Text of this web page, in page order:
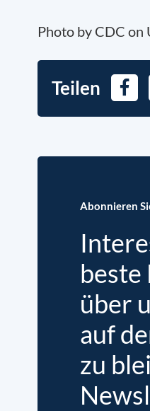
Photo by CDC on
Teilen
Abonnieren
beste
über
auf
zu